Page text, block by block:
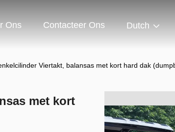
Ons Contacteer Ons Dutch
Viertakt, balansas met kort hard dak
met kort